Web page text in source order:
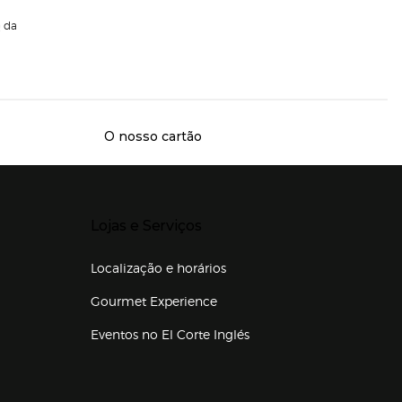
da
O nosso cartão
Localização e horários
Gourmet Experience
Eventos no El Corte Inglés